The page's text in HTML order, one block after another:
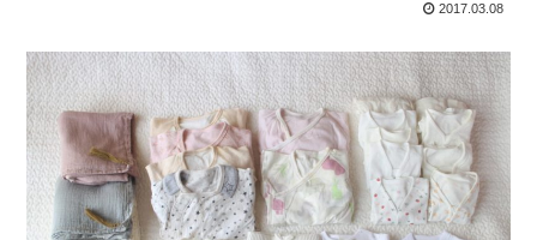
2017.03.08